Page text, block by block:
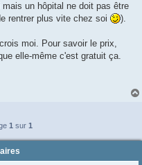
un hôpital ne doit pas être
rentrer plus vite chez soi
).
moi. Pour savoir le prix,
elle-même c'est gratuit ça.
1 sur 1